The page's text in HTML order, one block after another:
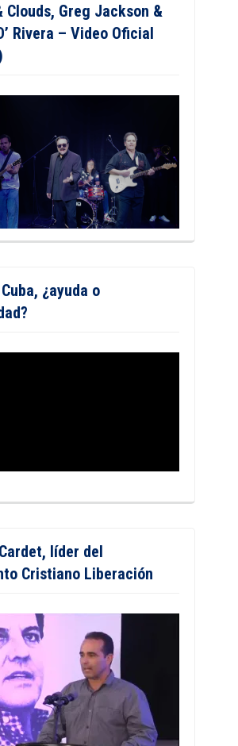
Clouds, Greg Jackson &
Rivera – Video Oficial
¿ayuda o
líder del
Cristiano Liberación